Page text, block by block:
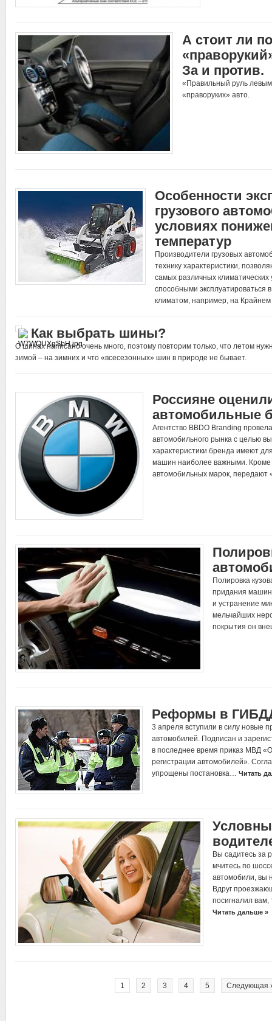
А стоит ли
За и против.
«Правильный руль
«праворуких» авто.
Особенности
грузового
условиях
температур
Производители грузовых
технику характеристики,
самых различных климатических
способными эксплуатироваться
климатом, например, на
Как выбрать шины?
О шинах написано очень много, поэтому повторим только, что летом
зимой – на зимних и что «всесезонных» шин в природе не бывает.
Россияне
автомобильные
Агентство BBDO Branding
автомобильного рынка с целью
характеристики бренда имеют
машин наиболее важными. Кроме
автомобильных марок, передают
Полировка
придания
и устранение
мельчайших
покрытия он
Реформы в
3 апреля вступили в силу новые
автомобилей. Подписан и
в последнее время приказ МВД
регистрации автомобилей».
упрощены постановка… Читать
Вы садитесь за
мчитесь по
автомобили, вы
Вдруг
посигналил вам,
Читать дальше »
1 2 3 4 5 Следующая